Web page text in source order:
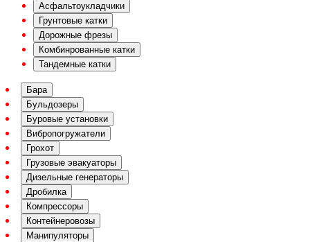
Асфальтоукладчики
Грунтовые катки
Дорожные фрезы
Комбинрованные катки
Тандемные катки
Бара
Бульдозеры
Буровые установки
Вибропогружатели
Грохот
Грузовые эвакуаторы
Дизельные генераторы
Дробилка
Компрессоры
Контейнеровозы
Манипуляторы